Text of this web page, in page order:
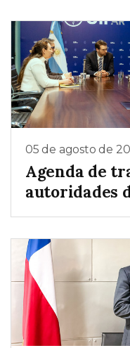
05 de agosto de
Agenda de
autoridades